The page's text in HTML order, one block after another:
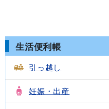
生活便利帳
引っ越し
妊娠・出産